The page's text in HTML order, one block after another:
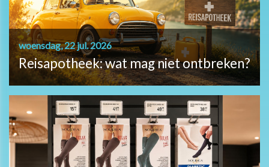
woensdag, 22 jul. 2026
Reisapotheek: wat mag niet ontbreken?